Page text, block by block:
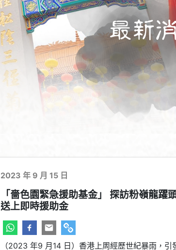
最新
2023 年 9 月 15 日
「嗇色園緊急援助基金」 探訪粉嶺龍躍
送上即時援助金
（2023 年9 月14 日）香港上周經歷世紀暴雨，引